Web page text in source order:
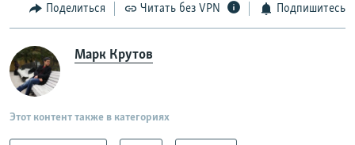
Поделиться Читать без VPN Подпишитесь
Марк Крутов
Этот контент также в категориях